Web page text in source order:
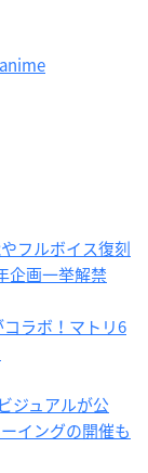
フルボイス復刻
企画一挙解禁
ラボ！マトリ6
ジュアルが公
イングの開催も